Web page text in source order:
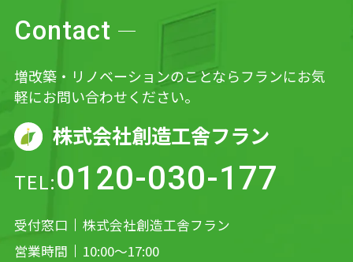
Contact
増改築・リノベーションのことならフランにお気
軽にお問い合わせください。
株式会社創造工舎フラン
TEL:0120-030-177
受付窓口
株式会社創造工舎フラン
営業時間
10:00～17:00